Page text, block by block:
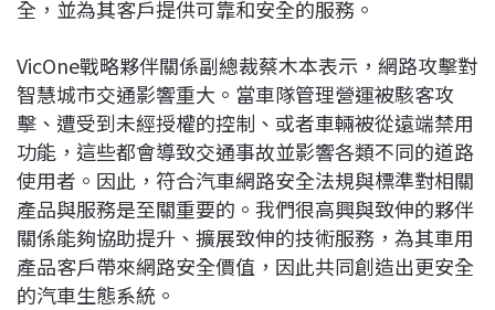
全，並為其客戶提供可靠和安全的服務。
VicOne戰略夥伴關係副總裁蔡木本表示，網路攻擊對
智慧城市交通影響重大。當車隊管理營運被駭客攻
擊、遭受到未經授權的控制、或者車輛被從遠端禁用
功能，這些都會導致交通事故並影響各類不同的道路
使用者。因此，符合汽車網路安全法規與標準對相關
產品與服務是至關重要的。我們很高興與致伸的夥伴
關係能夠協助提升、擴展致伸的技術服務，為其車用
產品客戶帶來網路安全價值，因此共同創造出更安全
的汽車生態系統。